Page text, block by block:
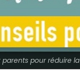
pour réduire